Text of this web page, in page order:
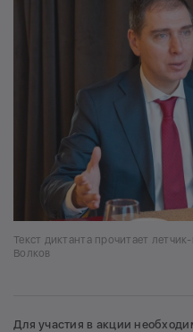
Текст диктанта прочитает
Волков
Для участия в акции